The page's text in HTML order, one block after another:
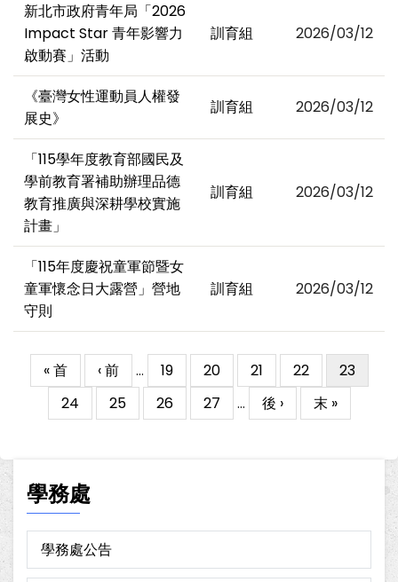
新北市政府青年局「2026
Impact Star 青年影響力
啟動賽」活動
訓育組 2026/03/12
《臺灣女性運動員人權發
展史》
訓育組 2026/03/12
「115學年度教育部國民及
學前教育署補助辦理品德
教育推廣與深耕學校實施
計畫」
訓育組 2026/03/12
「115年度慶祝童軍節暨女
童軍懷念日大露營」營地
守則
訓育組 2026/03/12
Pagination
First
page
« 首
Previous
page
‹ 前 … Page
19 Page
20 Page
21 Page
22
目
前
頁
23
Page
24 Page
25 Page
26 Page
27 …
下
一
後 ›
Last
page
末 »
學務處
學務處公告